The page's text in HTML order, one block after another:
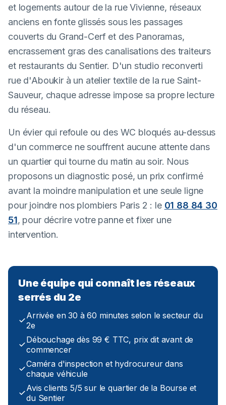
et logements autour de la rue Vivienne, réseaux
anciens en fonte glissés sous les passages
couverts du Grand-Cerf et des Panoramas,
encrassement gras des canalisations des traiteurs
et restaurants du Sentier. D'un studio reconverti
rue d'Aboukir à un atelier textile de la rue Saint-
Sauveur, chaque adresse impose sa propre lecture
du réseau.
Un évier qui refoule ou des WC bloqués au-dessus
d'un commerce ne souffrent aucune attente dans
un quartier qui tourne du matin au soir. Nous
proposons un diagnostic posé, un prix confirmé
avant la moindre manipulation et une seule ligne
pour joindre nos plombiers Paris 2 : le 01 88 84 30
51, pour décrire votre panne et fixer une
intervention.
Une équipe qui connaît les réseaux
serrés du 2e
Arrivée en 30 à 60 minutes selon le secteur du
2e
Débouchage dès 99 € TTC, prix dit avant de
commencer
Caméra d'inspection et hydrocureur dans
chaque véhicule
Avis clients 5/5 sur le quartier de la Bourse et
du Sentier